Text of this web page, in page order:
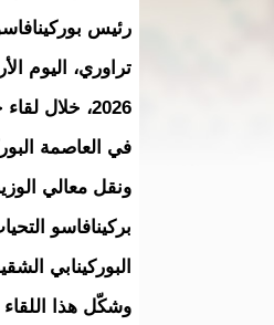
رئيس
2026، خلال
في العاصمة
ونقل معالي
بركينافاسو
البوركينابي
وشكّل هذا اللقاء